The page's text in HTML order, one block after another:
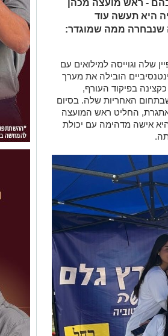
- ראש מועצה מכהן
היא תעשה עוד
שנבחרה ממה שמוגדר:
שלה וגוייסה למילואים עם
במשך למעלה מ -100 ימים אינטנסיביים הובילה את מערך
בפיקוד העורף,
האחריות שלה. בסיום
החליט ראש המועצה
אישה מדהימה עם יכולת